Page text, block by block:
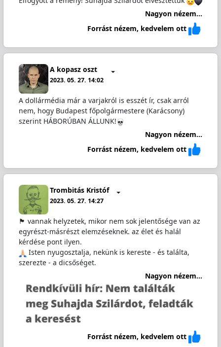
Nagyon nézem...
Forrást nézem, kedvelem ott
A kopasz oszt
2023. 05. 27. 14:02
A dollármédia már a varjakról is esszét ír, csak arról
nem, hogy Budapest főpolgármestere (Karácsony)
szerint HÁBORÚBAN ÁLLUNK!
Nagyon nézem...
Forrást nézem, kedvelem ott
Trombitás Kristóf
2023. 05. 27. 14:27
🏴 vannak helyzetek, mikor nem sok jelentősége van az
egyrészt-másrészt elemzéseknek. az élet és halál
kérdése pont ilyen.
Isten nyugosztalja, nekünk is kereste - és találta,
szerezte - a dicsőséget.
Nagyon nézem...
Forrást nézem, kedvelem ott